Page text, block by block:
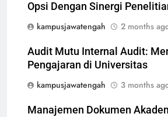
Opsi Dengan Sinergi
kampusjawatengah
2 months
Audit Mutu Internal Audit:
Pengajaran di Universitas
kampusjawatengah
3 months
Manajemen Dokumen